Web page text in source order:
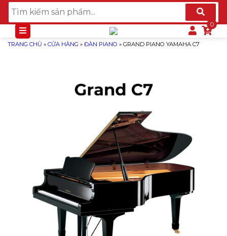
TRANG CHỦ » CỬA HÀNG » ĐÀN PIANO » GRAND PIANO YAMAHA C7